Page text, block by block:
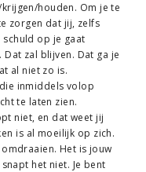
houden. Om je te
zorgen dat jij, zelfs
op je gaat
Dat zal blijven. Dat ga je
al niet zo is.
inmiddels volop
te laten zien.
niet, en dat weet jij
is al moeilijk op zich.
Het is jouw
het niet. Je bent